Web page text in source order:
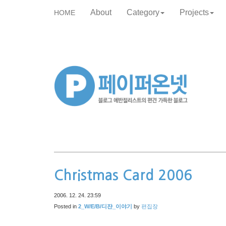
HOME About Category Projects
Christmas Card 2006
2006. 12. 24. 23:59
Posted in 2_W/E/B/디쟌_이야기 by 편집장